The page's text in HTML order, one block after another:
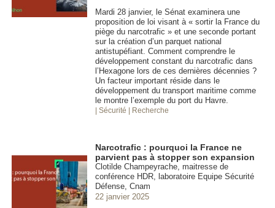
Mardi 28 janvier, le Sénat examinera une
proposition de loi visant à « sortir la France du
piège du narcotrafic » et une seconde portant
sur la création d’un parquet national
antistupéfiant. Comment comprendre le
développement constant du narcotrafic dans
l’Hexagone lors de ces dernières décennies ?
Un facteur important réside dans le
développement du transport maritime comme
le montre l’exemple du port du Havre.
| Sécurité | Recherche
Narcotrafic : pourquoi la France ne
parvient pas à stopper son expansion
Clotilde Champeyrache, maitresse de
conférence HDR, laboratoire Equipe Sécurité
Défense, Cnam
22 janvier 2025